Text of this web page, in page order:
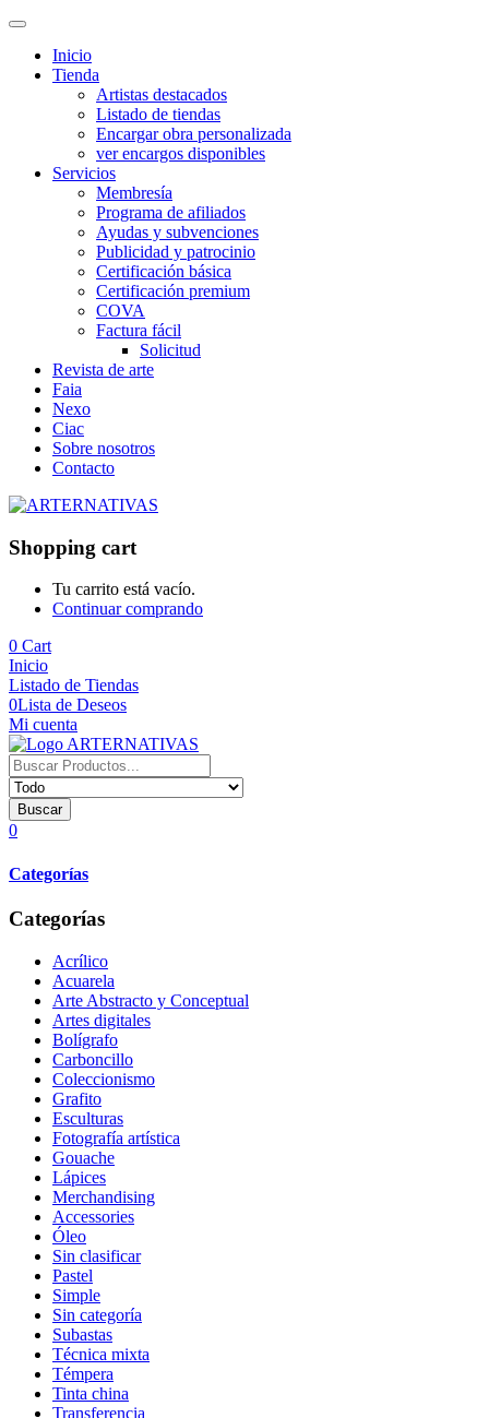
Inicio
Tienda
Artistas destacados
Listado de tiendas
Encargar obra personalizada
ver encargos disponibles
Servicios
Membresía
Programa de afiliados
Ayudas y subvenciones
Publicidad y patrocinio
Certificación básica
Certificación premium
COVA
Factura fácil
Solicitud
Revista de arte
Faia
Nexo
Ciac
Sobre nosotros
Contacto
Shopping cart
Tu carrito está vacío.
Continuar comprando
0 Cart
Inicio
Listado de Tiendas
0Lista de Deseos
Mi cuenta
Buscar
0
Categorías
Categorías
Acrílico
Acuarela
Arte Abstracto y Conceptual
Artes digitales
Bolígrafo
Carboncillo
Coleccionismo
Grafito
Esculturas
Fotografía artística
Gouache
Lápices
Merchandising
Accessories
Óleo
Sin clasificar
Pastel
Simple
Sin categoría
Subastas
Técnica mixta
Témpera
Tinta china
Transferencia